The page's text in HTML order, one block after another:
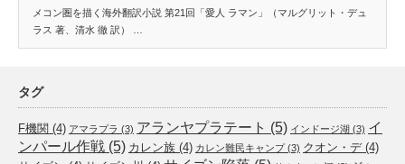
メコン圏を描く海外翻訳小説 第21回「愛人 ラマン」（マルグリット・デュ
ラス 著、清水 徹 訳） …
タグ
F機関 (4) アマラプラ (3) アランヤプラテート (5) インドージ湖 (3) イ
ンパール作戦 (5) カレン族 (4) カレン難民キャンプ(3) クオン・デ(4)